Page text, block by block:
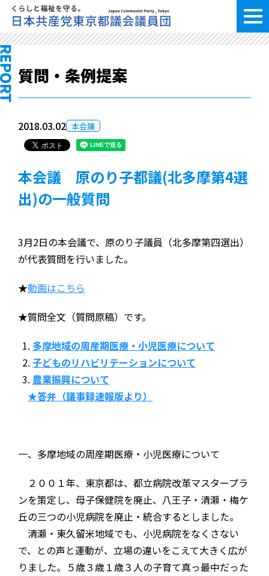
質問・条例提案
2018.03.02 本会議
本会議 原のり子都議(北多摩第4選
出)の一般質問
3月2日の本会議で、原のり子議員（北多摩第四選出）
が代表質問を行いました。
★動画はこちら
★質問全文（質問原稿）です。
多摩地域の周産期医療・小児医療について
子どものリハビリテーションについて
農業振興について
★答弁（議事録速報版より）
一、多摩地域の周産期医療・小児医療について
２００１年、東京都は、都立病院改革マスタープラ
ンを策定し、母子保健院を廃止、八王子・清瀬・梅ケ
丘の三つの小児病院を廃止・統合するとしました。
清瀬・東久留米地域でも、小児病院をなくさない
で、との声と運動が、立場の違いをこえて大きく広が
りました。５歳３歳１歳３人の子育て真っ最中だった